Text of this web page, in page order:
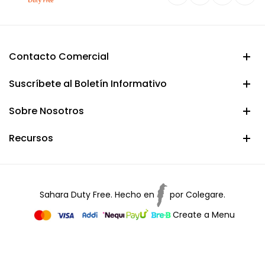
Contacto Comercial
Suscríbete al Boletín Informativo
Sobre Nosotros
Recursos
Sahara Duty Free. Hecho en por Colegare.
Create a Menu